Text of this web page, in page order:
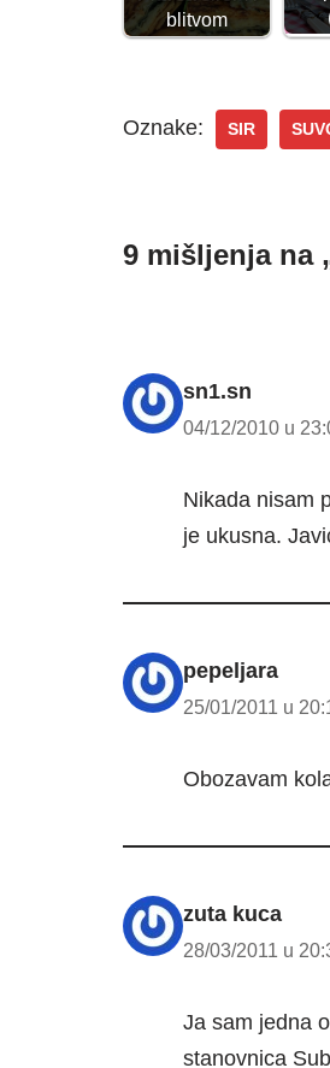
blitvom
Oznake: SIR
9 mišljenja na
sn1.sn
04/12/2010 u
Nikada nisam
je ukusna.
pepeljara
25/01/2011 u
Obozavam
zuta kuca
28/03/2011 u
Ja sam jedna
stanovnica